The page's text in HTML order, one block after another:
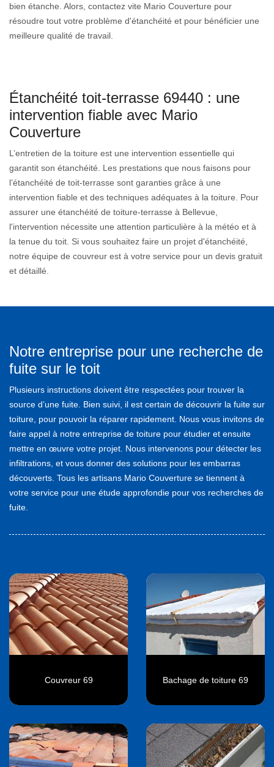
bien étanche. Alors, contactez vite Mario Couverture pour
résoudre tout votre problème d'étanchéité et pour bénéficier une
meilleure qualité de travail.
Étanchéité toit-terrasse 69440 : une
intervention fiable avec Mario
Couverture
L’entretien de la toiture est une intervention essentielle qui
garantit son étanchéité. Les prestations que nous faisons pour
l’étanchéité de toit-terrasse sont garanties grâce à une
intervention fiable et des techniques adéquates à la toiture. Pour
assurer une étanchéité de toiture-terrasse à Bellevue,
l'intervention nécessite une attention particulière à la météo et à
la tenue du toit. Si vous souhaitez faire un projet d'étanchéité,
notre équipe de couvreur est à votre service pour un devis gratuit
et détaillé.
Notre entreprise pour une recherche de
fuite sur le toit
Plusieurs instructions doivent être respectées pour trouver la
source d’une fuite. Bien suivi, il est certain de découvrir la fuite sur
toiture, pour pouvoir la réparer rapidement. Nous vous invitons de
faire appel à notre entreprise de toiture pour étudier et ensuite
mettre en œuvre votre projet. Nous intervenons pour détecter les
infiltrations, et vous donner des solutions pour les embarras
découverts. Tous les artisans Mario Couverture se tiennent à
votre service pour une étude approfondie pour vos recherches de
fuite.
Couvreur 69 Bachage de toiture 69